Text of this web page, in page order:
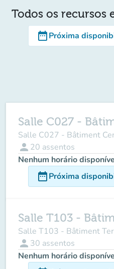
Todos os recursos
date_rangePróxima
Salle C027 -
Salle C027 - Bâtiment
person 20 assentos
Nenhum horário
date_rangePróxima
Salle T103 -
Salle T103 - Bâtiment
person 30 assentos
Nenhum horário